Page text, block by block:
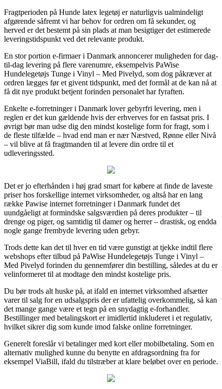
Fragtperioden på Hunde latex legetøj er naturligvis ualmindeligt
afgørende såfremt vi har behov for ordren om få sekunder, og
herved er det bestemt på sin plads at man besigtiger det estimerede
leveringstidspunkt ved det relevante produkt.
En stor portion e-firmaer i Danmark annoncerer muligheden for dag-
til-dag levering på flere varenumre, eksempelvis PaWise
Hundelegetøjs Tunge i Vinyl – Med Pivelyd, som dog påkræver at
ordren lægges før et givent tidspunkt, med det formål at de kan nå at
få dit nye produkt betjent forinden personalet har fyraften.
Enkelte e-forretninger i Danmark lover gebyrfri levering, men i
reglen er det kun gældende hvis der erhverves for en fastsat pris. I
øvrigt bør man udse dig den mindst kostelige form for fragt, som i
de fleste tilfælde – hvad end man er nær Næstved, Rønne eller Nivå
– vil blive at få fragtmanden til at levere din ordre til et
udleveringssted.
Det er jo efterhånden i høj grad smart for købere at finde de laveste
priser hos forskellige internet virksomheder, og altså har en lang
række Pawise internet forretninger i Danmark fundet det
uundgåeligt at formindske salgsværdien på deres produkter – til
drenge og piger, og samtidig til damer og herrer – drastisk, og endda
nogle gange frembyde levering uden gebyr.
Trods dette kan det til hver en tid være gunstigt at tjekke indtil flere
webshops efter tilbud på PaWise Hundelegetøjs Tunge i Vinyl –
Med Pivelyd forinden du gennemfører din bestilling, således at du er
velinformeret til at modtage den mindst kostelige pris.
Du bør trods alt huske på, at ifald en internet virksomhed afsætter
varer til salg for en udsalgspris der er ufattelig overkommelig, så kan
det mange gange være et tegn på en snydagtig e-forhandler.
Bestillinger med betalingskort er imidlertid inkluderet i et regulativ,
hvilket sikrer dig som kunde imod falske online forretninger.
Generelt foreslår vi betalinger med kort eller mobilbetaling. Som en
alternativ mulighed kunne du benytte en afdragsordning fra for
eksempel ViaBill, ifald du tilstræber at klare beløbet over en periode.